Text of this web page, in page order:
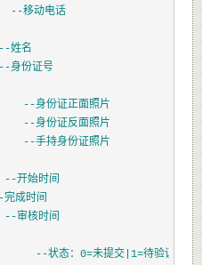
--移动电话
--姓名
--身份证号
--身份证正面照片
--身份证反面照片
--手持身份证照片
--开始时间
完成时间
--审核时间
--状态：0=未提交|1=待验证|2=